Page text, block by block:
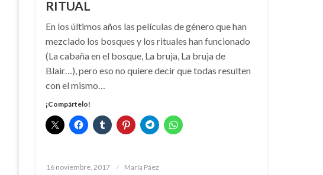
RITUAL
En los últimos años las películas de género que han
mezclado los bosques y los rituales han funcionado
(La cabaña en el bosque, La bruja, La bruja de
Blair…), pero eso no quiere decir que todas resulten
con el mismo…
¡Compártelo!
Publicado
16 noviembre, 2017 María Páez